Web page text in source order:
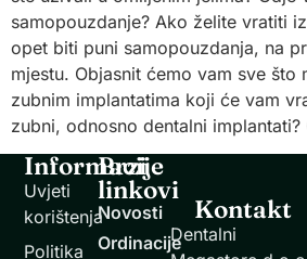
samopouzdanje? Ako želite vratiti
opet biti puni samopouzdanja, na
mjestu. Objasnit ćemo vam sve što
zubnim implantatima koji će vam
zubni, odnosno dentalni
Informacije
Uvjeti
korištenja
Politika
Brzi
linkovi
Novosti
Ordinacije
Kontakt
Dentalni